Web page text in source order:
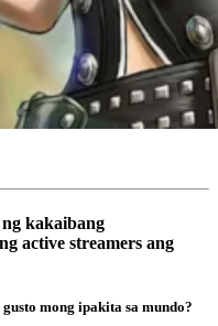
kakaibang
active streamers ang
mong ipakita sa mundo?